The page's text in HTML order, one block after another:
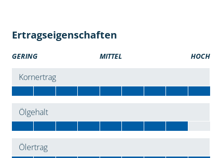
Ertragseigenschaften
GERING MITTEL HOCH
Kornertrag
Ölgehalt
Ölertrag